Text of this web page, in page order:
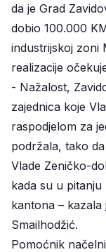
da je Grad
dobio 100.000
industrijskoj zoni
realizacije
- Nažalost,
zajednica koje
raspodjelom za
podržala, tako
Vlade Zeničko-
kada su u
kantona –
Smailhodžić.
Pomoćnik